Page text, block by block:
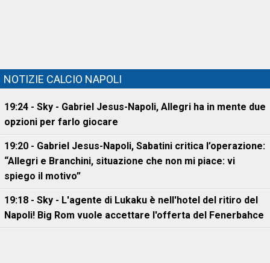
NOTIZIE CALCIO NAPOLI
19:24 - Sky - Gabriel Jesus-Napoli, Allegri ha in mente due
opzioni per farlo giocare
19:20 - Gabriel Jesus-Napoli, Sabatini critica l’operazione:
“Allegri e Branchini, situazione che non mi piace: vi
spiego il motivo”
19:18 - Sky - L'agente di Lukaku è nell'hotel del ritiro del
Napoli! Big Rom vuole accettare l'offerta del Fenerbahce